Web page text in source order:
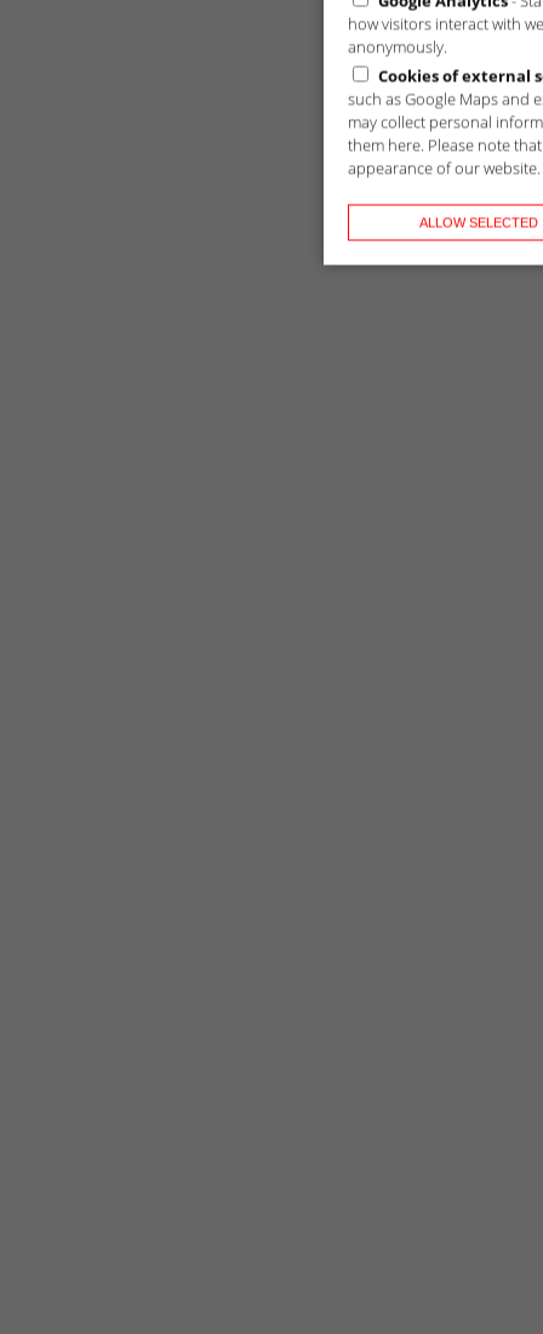
how visitors interact with
anonymously.
Cookies of external
such as Google Maps and
may collect personal
them here. Please note
appearance of our website.
ALLOW SELECTED